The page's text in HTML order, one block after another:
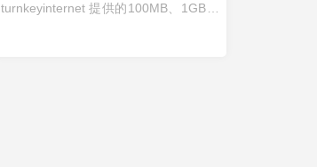
turnkeyinternet 提供的100MB、1GB、